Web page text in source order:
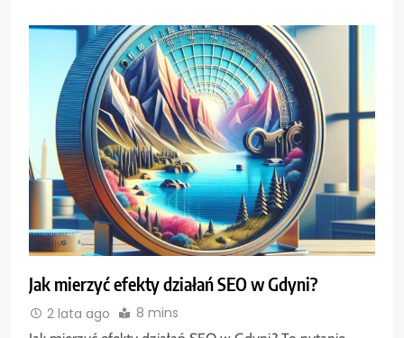
Jak mierzyć efekty działań SEO w Gdyni?
2 lata ago 8 mins